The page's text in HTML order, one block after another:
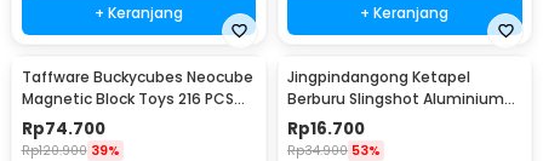
+ Keranjang + Keranjang
Taffware Buckycubes Neocube
Magnetic Block Toys 216 PCS
3.6mm - G0CN05
Rp74.700
Rp120.900 39%
Jingpindangong Ketapel
Berburu Slingshot Aluminium
Alloy - OD-014
Rp16.700
Rp34.900 53%